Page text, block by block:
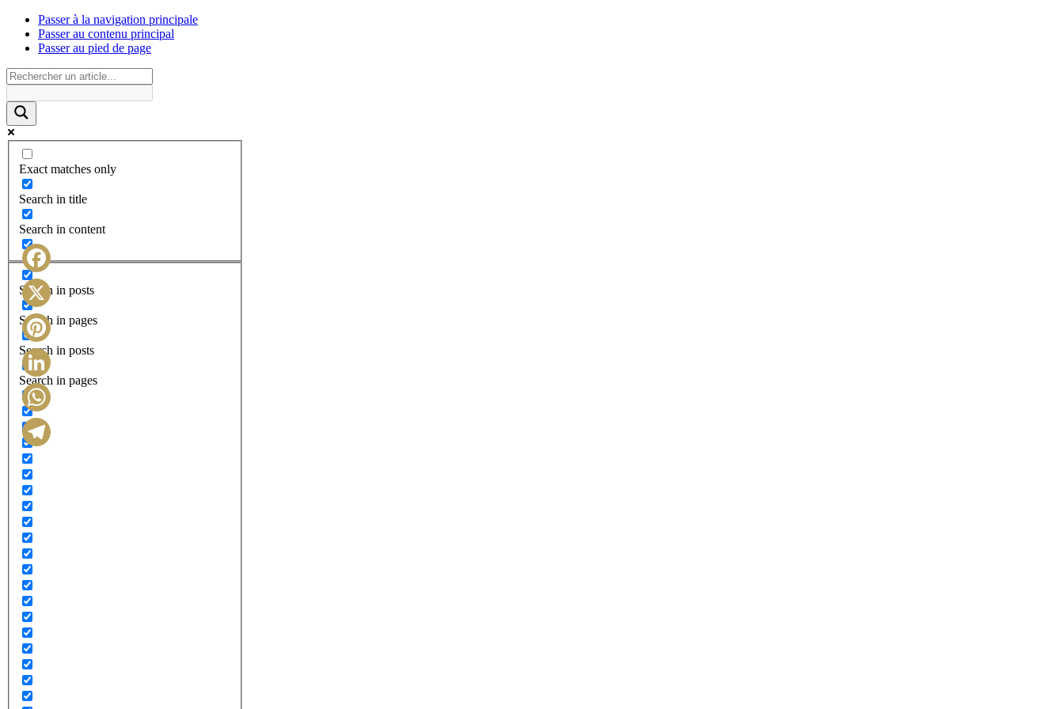
Passer à la navigation principale
Passer au contenu principal
Passer au pied de page
Exact matches only
Search in title
Search in content
Search in posts
Search in pages
Search in posts
Search in pages
Facebook
X
Pinterest
LinkedIn
WhatsApp
Telegram